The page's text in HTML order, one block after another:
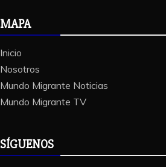
MAPA
Inicio
Nosotros
Mundo Migrante Noticias
Mundo Migrante TV
SÍGUENOS